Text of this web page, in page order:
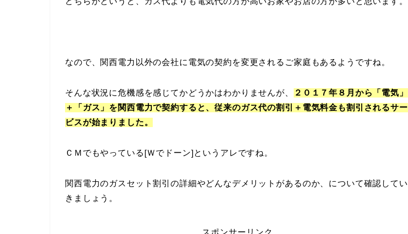
なので、関西電力以外の会社に電気の契約を変更されるご家庭もあるようですね。
そんな状況に危機感を感じてかどうかはわかりませんが、
２０１７年８月から「電気」
＋「ガス」を関西電力で契約すると、従来のガス代の割引＋電気料金も割引されるサー
ビスが始まりました。
ＣＭでもやっている[Ｗでドーン]というアレですね。
関西電力のガスセット割引の詳細やどんなデメリットがあるのか、について確認してい
きましょう。